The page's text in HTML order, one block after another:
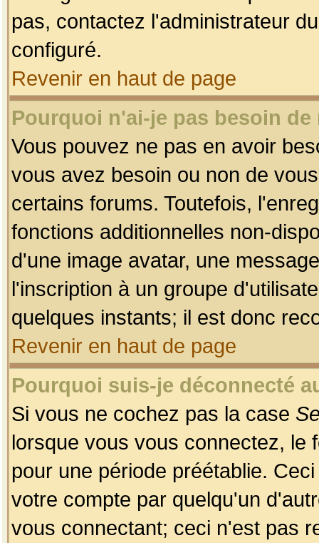
pas, contactez l'administrateur
configuré.
Revenir en haut de page
Pourquoi n'ai-je pas besoin
Vous pouvez ne pas en avoir
vous avez besoin ou non de
certains forums. Toutefois,
fonctions additionnelles non-
d'une image avatar, une
l'inscription à un groupe
quelques instants; il est donc
Revenir en haut de page
Pourquoi suis-je déconnecté
Si vous ne cochez pas la case
lorsque vous vous connectez, le
pour une période préétablie.
votre compte par quelqu'un
vous connectant; ceci n'est pas